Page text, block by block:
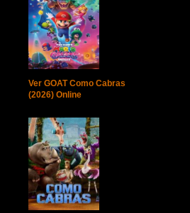
Ver GOAT Como Cabras
(2026) Online